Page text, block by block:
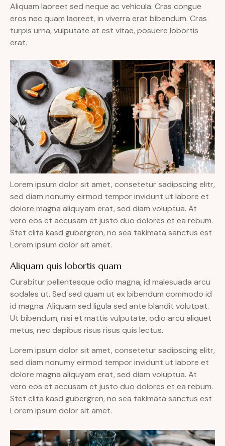
Aliquam laoreet sed neque ac vehicula. Cras congue
eros nec quam laoreet, in viverra erat bibendum. Cras
turpis urna, vulputate at est vitae, posuere lobortis
erat.
Lorem ipsum dolor sit amet, consetetur sadipscing elitr,
sed diam nonumy eirmod tempor invidunt ut labore et
dolore magna aliquyam erat, sed diam voluptua. At
vero eos et accusam et justo duo dolores et ea rebum.
Stet clita kasd gubergren, no sea takimata sanctus est
Lorem ipsum dolor sit amet.
Aliquam quis lobortis quam
Curabitur pellentesque odio magna, id malesuada arcu
sodales ut. Sed sed quam ut ex bibendum commodo id
id magna. Aliquam sed ligula sed ante blandit volutpat.
Ut bibendum, nisi et mattis vulputate, odio arcu aliquet
metus, nec dapibus risus risus quis lectus.
Lorem ipsum dolor sit amet, consetetur sadipscing elitr,
sed diam nonumy eirmod tempor invidunt ut labore et
dolore magna aliquyam erat, sed diam voluptua. At
vero eos et accusam et justo duo dolores et ea rebum.
Stet clita kasd gubergren, no sea takimata sanctus est
Lorem ipsum dolor sit amet.